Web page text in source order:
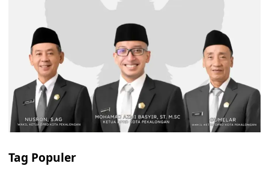
Tag Populer